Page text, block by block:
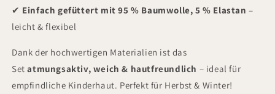
✔ Einfach gefüttert mit 95 % Baumwolle, 5 % Elastan –
leicht & flexibel
Dank der hochwertigen Materialien ist das
Set atmungsaktiv, weich & hautfreundlich – ideal für
empfindliche Kinderhaut. Perfekt für Herbst & Winter!